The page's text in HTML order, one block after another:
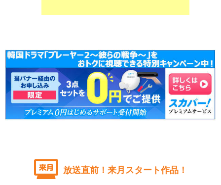
放送直前！来月スタート作品！